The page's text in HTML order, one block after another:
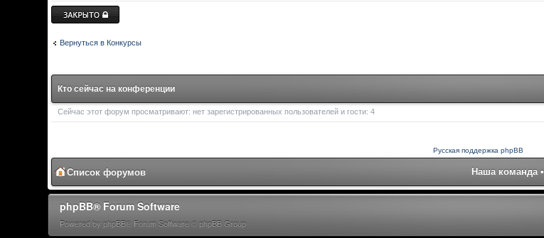
Закрыто
Вернуться в Конкурсы
Кто сейчас на конференции
Сейчас этот форум просматривают: нет зарегистрированных пользователей и гости: 4
Русская поддержка phpBB
Список форумов Наша команда•
phpBB® Forum Software
Powered by phpBB® Forum Software © phpBB Group